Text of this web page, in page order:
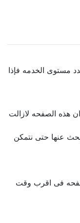
مستوى الخدمه فإذا
الصفحه لازالت
عنها حتى نتمكن
فى اقرب وقت